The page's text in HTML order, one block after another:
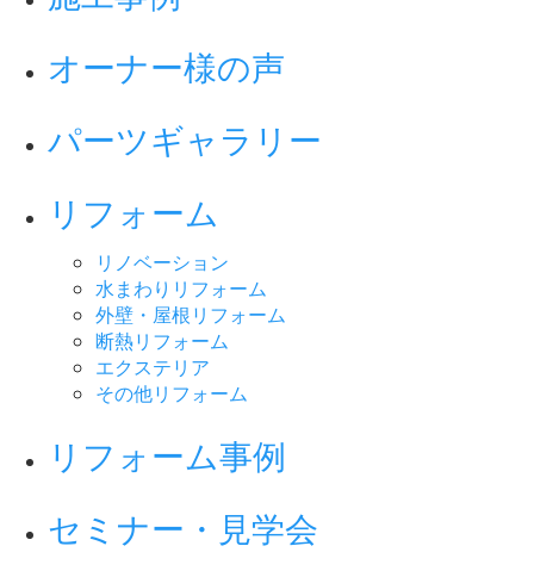
オーナー様の声
パーツギャラリー
リフォーム
リノベーション
水まわりリフォーム
外壁・屋根リフォーム
断熱リフォーム
エクステリア
その他リフォーム
リフォーム事例
セミナー・見学会